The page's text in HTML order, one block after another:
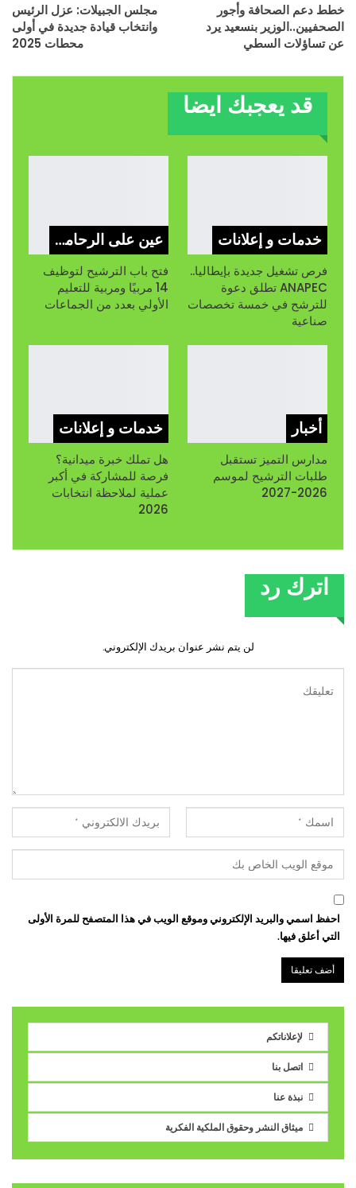
خطط دعم الصحافة وأجور
الصحفيين..الوزير بنسعيد يرد
عن تساؤلات السطي
مجلس الجبيلات: عزل الرئيس
وانتخاب قيادة جديدة في أولى
محطات 2025
قد يعجبك ايضا
خدمات و إعلانات
فرص تشغيل جديدة بإيطاليا..
ANAPEC تطلق دعوة
للترشح في خمسة تخصصات
صناعية
عين على الرحامنة
فتح باب الترشيح لتوظيف
14 مربيًا ومربية للتعليم
الأولي بعدد من الجماعات
أخبار
مدارس التميز تستقبل
طلبات الترشيح لموسم
2026-2027
خدمات و إعلانات
هل تملك خبرة ميدانية؟
فرصة للمشاركة في أكبر
عملية لملاحظة انتخابات
2026
اترك رد
لن يتم نشر عنوان بريدك الإلكتروني.
احفظ اسمي والبريد الإلكتروني وموقع الويب في هذا المتصفح للمرة الأولى
التي أعلق فيها.
لإعلاناتكم
اتصل بنا
نبذة عنا
ميثاق النشر وحقوق الملكية الفكرية